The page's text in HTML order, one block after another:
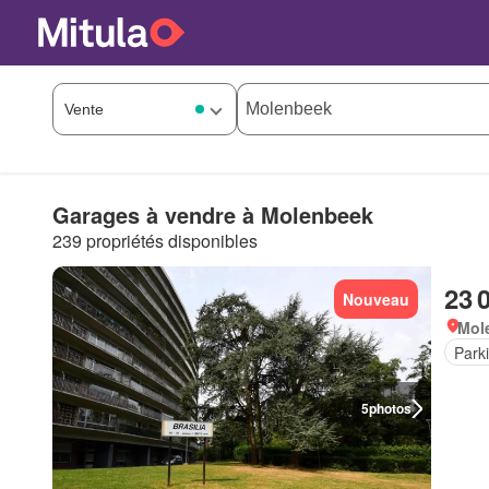
Garages à vendre à Molenbeek
239 propriétés disponibles
5photos
Nouveau 23